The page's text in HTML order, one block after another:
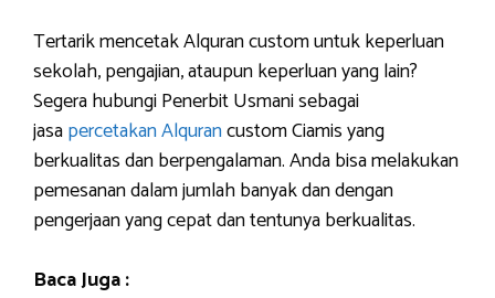
Tertarik mencetak Alquran custom untuk keperluan
sekolah, pengajian, ataupun keperluan yang lain?
Segera hubungi Penerbit Usmani sebagai
jasapercetakan Alqurancustom Ciamis yang
berkualitas dan berpengalaman. Anda bisa melakukan
pemesanan dalam jumlah banyak dan dengan
pengerjaan yang cepat dan tentunya berkualitas.
Baca Juga :